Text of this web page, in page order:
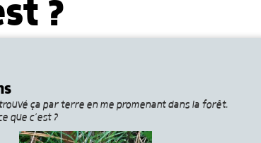
?
trouvé ça par terre en me promenant dans la forêt.
que c’est ?